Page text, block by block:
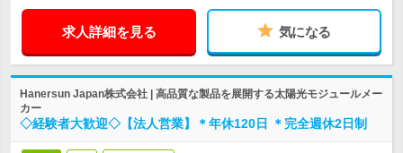
求人詳細を見る 気になる
Hanersun Japan株式会社 | 高品質な製品を展開する太陽光モジュールメー
カー
◇経験者大歓迎◇【法人営業】＊年休120日 ＊完全週休2日制